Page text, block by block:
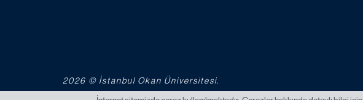
2026 © İstanbul Okan Üniversitesi.